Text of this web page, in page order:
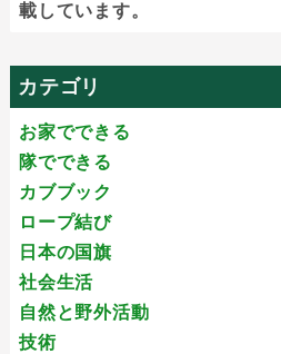
載しています。
カテゴリ
お家でできる
隊でできる
カブブック
ロープ結び
日本の国旗
社会生活
自然と野外活動
技術